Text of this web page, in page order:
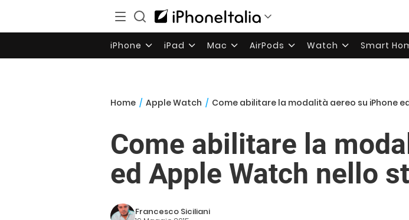
iPhone iPad Mac AirPods Watch Smart
Home / Apple Watch / Come abilitare la modalità aereo su iPhone
Come abilitare la
ed Apple Watch nello
Francesco Siciliani